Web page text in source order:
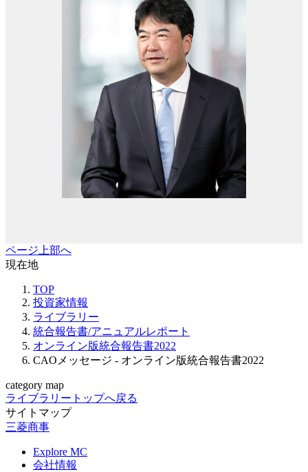
ページ上部へ
現在地
TOP
投資家情報
ライブラリー
統合報告書/アニュアルレポート
オンライン版統合報告書2022
CAOメッセージ - オンライン版統合報告書2022
category map
ライブラリートップへ戻る
サイトマップ
三菱商事
Explore MC
会社情報